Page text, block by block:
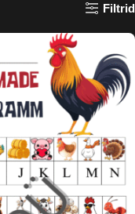
Filtrid